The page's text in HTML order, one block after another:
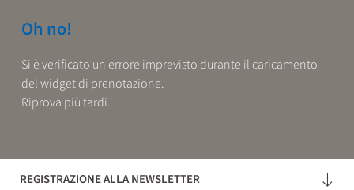
Oh no!
Si è verificato un errore imprevisto durante il caricamento
del widget di prenotazione.
Riprova più tardi.
REGISTRAZIONE ALLA NEWSLETTER
COSA STAI CERCANDO?